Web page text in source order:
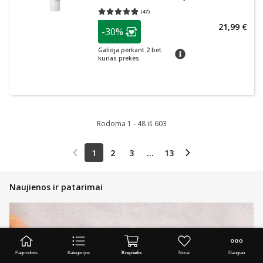
(47)
Vidutinis įvertinimas 4.85
patarimas
Lojalumo klubo narių nuolaida
-30%
Galioja perkant 2 bet
kurias prekes.
patarimas
21,99 €
Rodoma 1 - 48 iš 603
1 2 3 ... 13
Naujienos ir patarimai
Pagrindinis Kategorijos Krepšelis Norai Daugiau